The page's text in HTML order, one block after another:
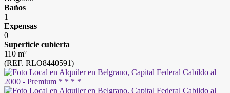
Baños
1
Expensas
0
Superficie cubierta
110 m²
(REF. RLO8440591)